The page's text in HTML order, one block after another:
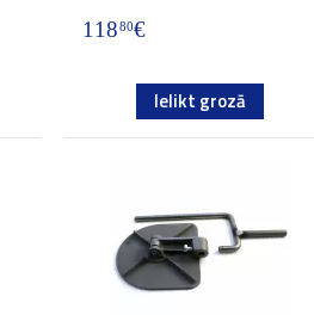
11880€
Ielikt grozā